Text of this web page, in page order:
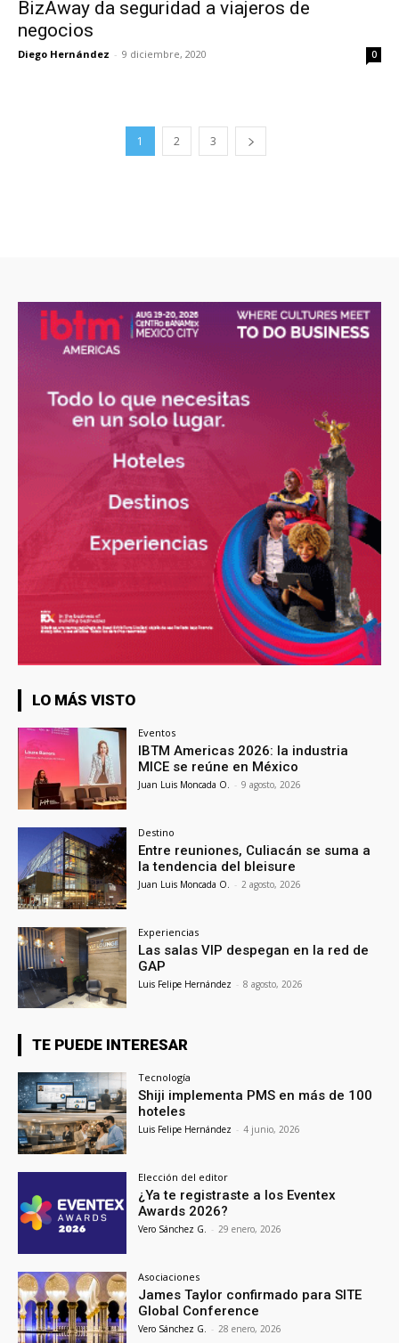
BizAway da seguridad a viajeros de
negocios
Diego Hernández - 9 diciembre, 2020 0
1 2 3
LO MÁS VISTO
Eventos
IBTM Americas 2026: la industria
MICE se reúne en México
Juan Luis Moncada O. - 9 agosto, 2026
Destino
Entre reuniones, Culiacán se suma a
la tendencia del bleisure
Juan Luis Moncada O. - 2 agosto, 2026
Experiencias
Las salas VIP despegan en la red de
GAP
Luis Felipe Hernández - 8 agosto, 2026
TE PUEDE INTERESAR
Tecnología
Shiji implementa PMS en más de 100
hoteles
Luis Felipe Hernández - 4 junio, 2026
Elección del editor
¿Ya te registraste a los Eventex
Awards 2026?
Vero Sánchez G. - 29 enero, 2026
Asociaciones
James Taylor confirmado para SITE
Global Conference
Vero Sánchez G. - 28 enero, 2026